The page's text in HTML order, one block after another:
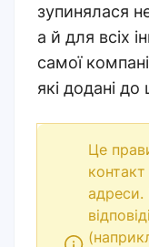
зупинялася
а й для всіх
самої
які додані до
Це